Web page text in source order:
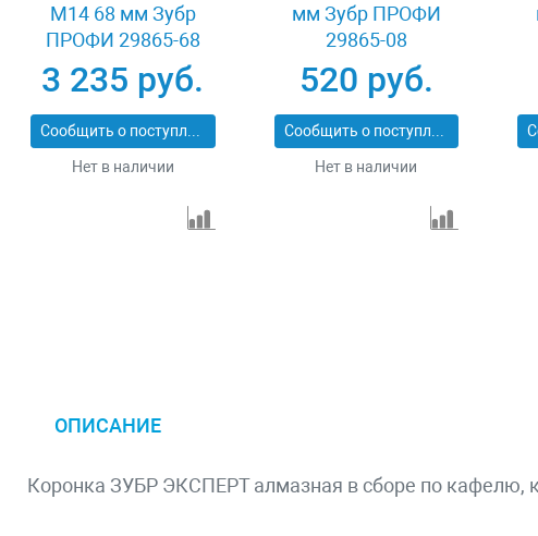
М14 68 мм Зубр
ПРОФИ 29865-68
3 235 руб.
Сообщить о поступлении
Нет в наличии
мм Зубр ПРОФИ
29865-08
520 руб.
Сообщить о поступлении
Нет в наличии
ОПИСАНИЕ
Коронка ЗУБР ЭКСПЕРТ алмазная в сборе по